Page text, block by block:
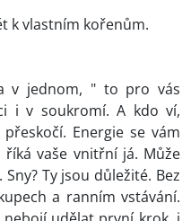
k vlastním kořenům.
v jednom, " to pro vás
i v soukromí. A kdo ví,
Energie se vám
vaše vnitřní já. Může
Ty jsou důležité. Bez
a ranním vstávání.